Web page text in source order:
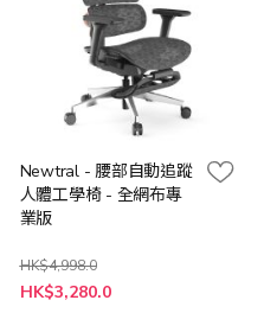
Newtral - 腰部自動追蹤
人體工學椅 - 全網布專
業版
HK$4,998.0
特
殊
HK$3,280.0